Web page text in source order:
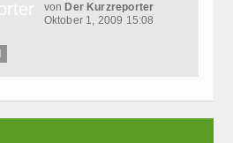
von Der Kurzreporter
Oktober 1, 2009 15:08